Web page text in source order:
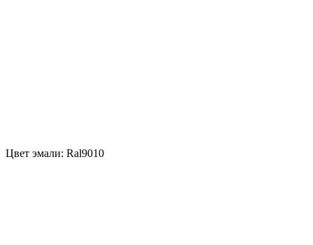
Цвет эмали: Ral9010